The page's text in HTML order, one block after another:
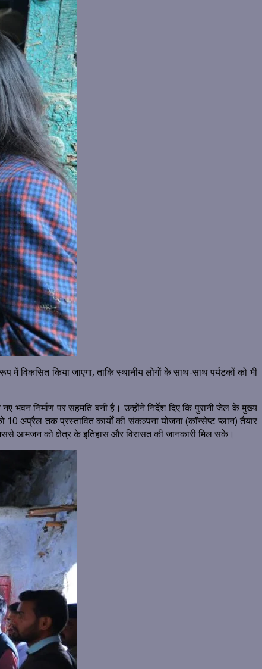
विकसित किया जाएगा, ताकि स्थानीय लोगों के साथ-साथ पर्यटकों को भी
भवन निर्माण पर सहमति बनी है। उन्होंने निर्देश दिए कि पुरानी जेल के मुख्य
10 अप्रैल तक प्रस्तावित कार्यों की संकल्पना योजना (कॉन्सेप्ट प्लान) तैयार
आमजन को क्षेत्र के इतिहास और विरासत की जानकारी मिल सके।